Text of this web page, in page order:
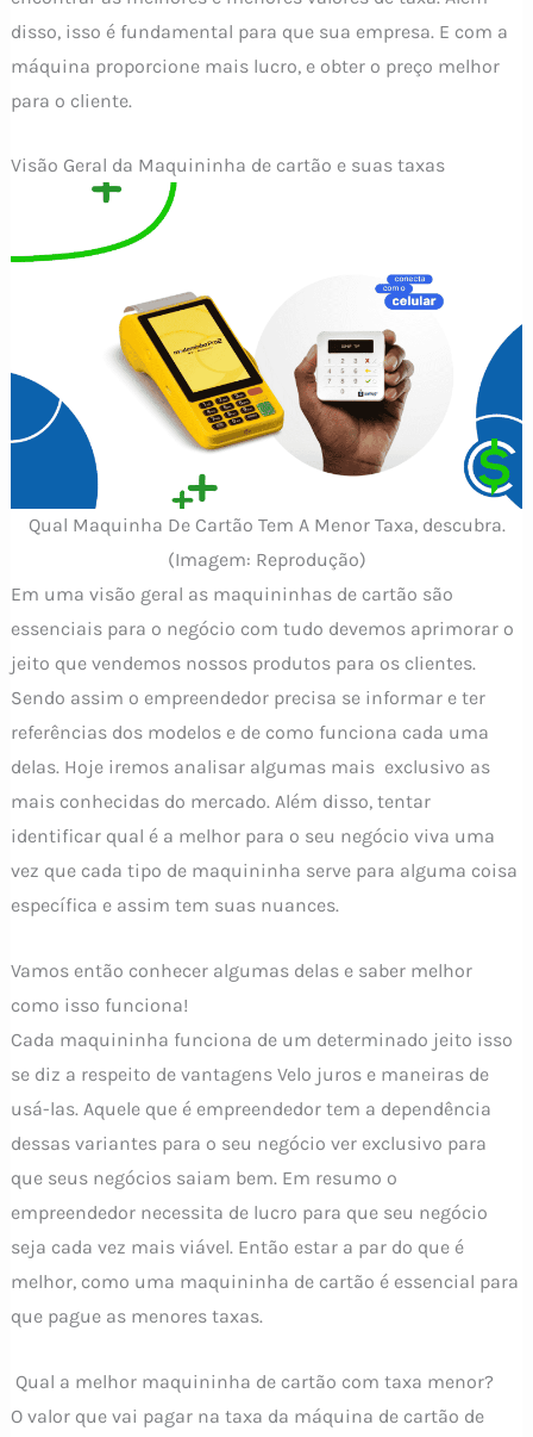
disso, isso é fundamental para que sua empresa. E com a
máquina proporcione mais lucro, e obter o preço melhor
para o cliente.
Visão Geral da Maquininha de cartão e suas taxas
Qual Maquinha De Cartão Tem A Menor Taxa, descubra.
(Imagem: Reprodução)
Em uma visão geral as maquininhas de cartão são
essenciais para o negócio com tudo devemos aprimorar o
jeito que vendemos nossos produtos para os clientes.
Sendo assim o empreendedor precisa se informar e ter
referências dos modelos e de como funciona cada uma
delas. Hoje iremos analisar algumas mais exclusivo as
mais conhecidas do mercado. Além disso, tentar
identificar qual é a melhor para o seu negócio viva uma
vez que cada tipo de maquininha serve para alguma coisa
específica e assim tem suas nuances.
Vamos então conhecer algumas delas e saber melhor
como isso funciona!
Cada maquininha funciona de um determinado jeito isso
se diz a respeito de vantagens Velo juros e maneiras de
usá-las. Aquele que é empreendedor tem a dependência
dessas variantes para o seu negócio ver exclusivo para
que seus negócios saiam bem. Em resumo o
empreendedor necessita de lucro para que seu negócio
seja cada vez mais viável. Então estar a par do que é
melhor, como uma maquininha de cartão é essencial para
que pague as menores taxas.
Qual a melhor maquininha de cartão com taxa menor?
O valor que vai pagar na taxa da máquina de cartão de